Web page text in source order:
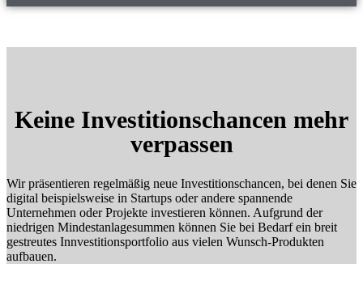
Keine Investitionschancen mehr
verpassen
Wir präsentieren regelmäßig neue Investitionschancen, bei denen Sie
digital beispielsweise in Startups oder andere spannende
Unternehmen oder Projekte investieren können. Aufgrund der
niedrigen Mindestanlagesummen können Sie bei Bedarf ein breit
gestreutes Innvestitionsportfolio aus vielen Wunsch-Produkten
aufbauen.